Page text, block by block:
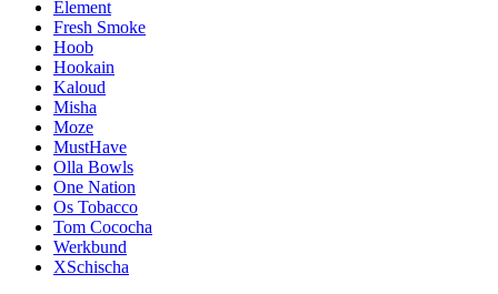
Element
Fresh Smoke
Hoob
Hookain
Kaloud
Misha
Moze
MustHave
Olla Bowls
One Nation
Os Tobacco
Tom Cococha
Werkbund
XSchischa